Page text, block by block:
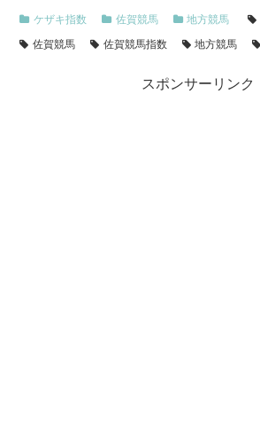
ケザキ指数 佐賀競馬 地方競馬
佐賀競馬
佐賀競馬指数 地方競馬
スポンサーリンク